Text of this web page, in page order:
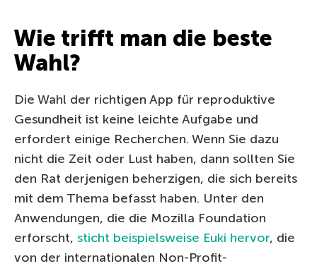
Wie trifft man die beste
Wahl?
Die Wahl der richtigen App für reproduktive
Gesundheit ist keine leichte Aufgabe und
erfordert einige Recherchen. Wenn Sie dazu
nicht die Zeit oder Lust haben, dann sollten Sie
den Rat derjenigen beherzigen, die sich bereits
mit dem Thema befasst haben. Unter den
Anwendungen, die die Mozilla Foundation
erforscht, sticht beispielsweise Euki hervor, die
von der internationalen Non-Profit-